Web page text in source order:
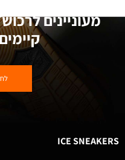
מעוניינים
ICE SNEAKERS